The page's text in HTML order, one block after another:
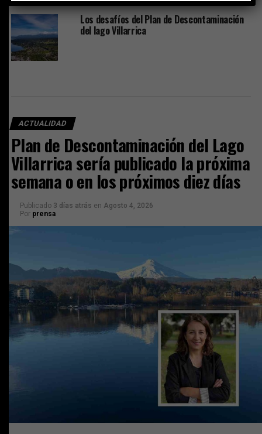
Los desafíos del Plan de Descontaminación
del lago Villarrica
ACTUALIDAD
Plan de Descontaminación del Lago
Villarrica sería publicado la próxima
semana o en los próximos diez días
Publicado 3 días atrás en Agosto 4, 2026
Por prensa